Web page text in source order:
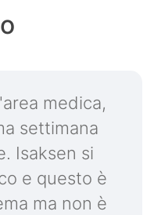
medica,
settimana
Isaksen si
e questo è
ma non è